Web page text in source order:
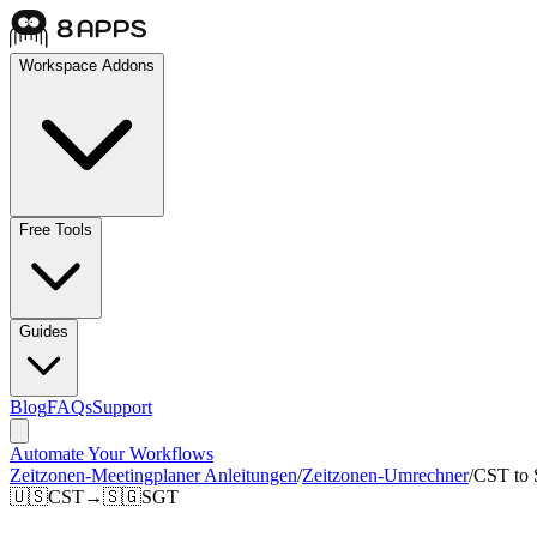
Workspace Addons
Free Tools
Guides
BlogFAQsSupport
Automate Your Workflows
Zeitzonen-Meetingplaner Anleitungen/Zeitzonen-Umrechner/CST to
🇺🇸CST→🇸🇬SGT